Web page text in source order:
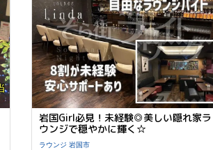
岩国Girl必見！未経験◎美しい隠れ家ラ
ウンジで穏やかに輝く☆
ラウンジ 岩国市